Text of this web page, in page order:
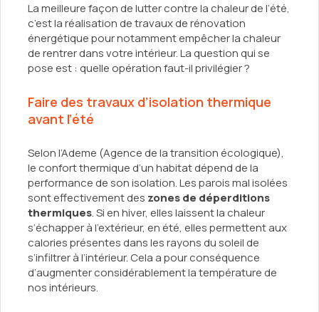
La meilleure façon de lutter contre la chaleur de l’été,
c’est la réalisation de travaux de rénovation
énergétique pour notamment empêcher la chaleur
de rentrer dans votre intérieur. La question qui se
pose est : quelle opération faut-il privilégier ?
Faire des travaux d’isolation thermique
avant l’été
Selon l’Ademe (Agence de la transition écologique),
le confort thermique d’un habitat dépend de la
performance de son isolation. Les parois mal isolées
sont effectivement des zones de déperditions
thermiques. Si en hiver, elles laissent la chaleur
s’échapper à l’extérieur, en été, elles permettent aux
calories présentes dans les rayons du soleil de
s’infiltrer à l’intérieur. Cela a pour conséquence
d’augmenter considérablement la température de
nos intérieurs.